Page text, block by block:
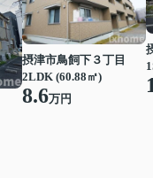
摂津市鳥飼下３丁目
2LDK (60.88㎡)
8.6万円